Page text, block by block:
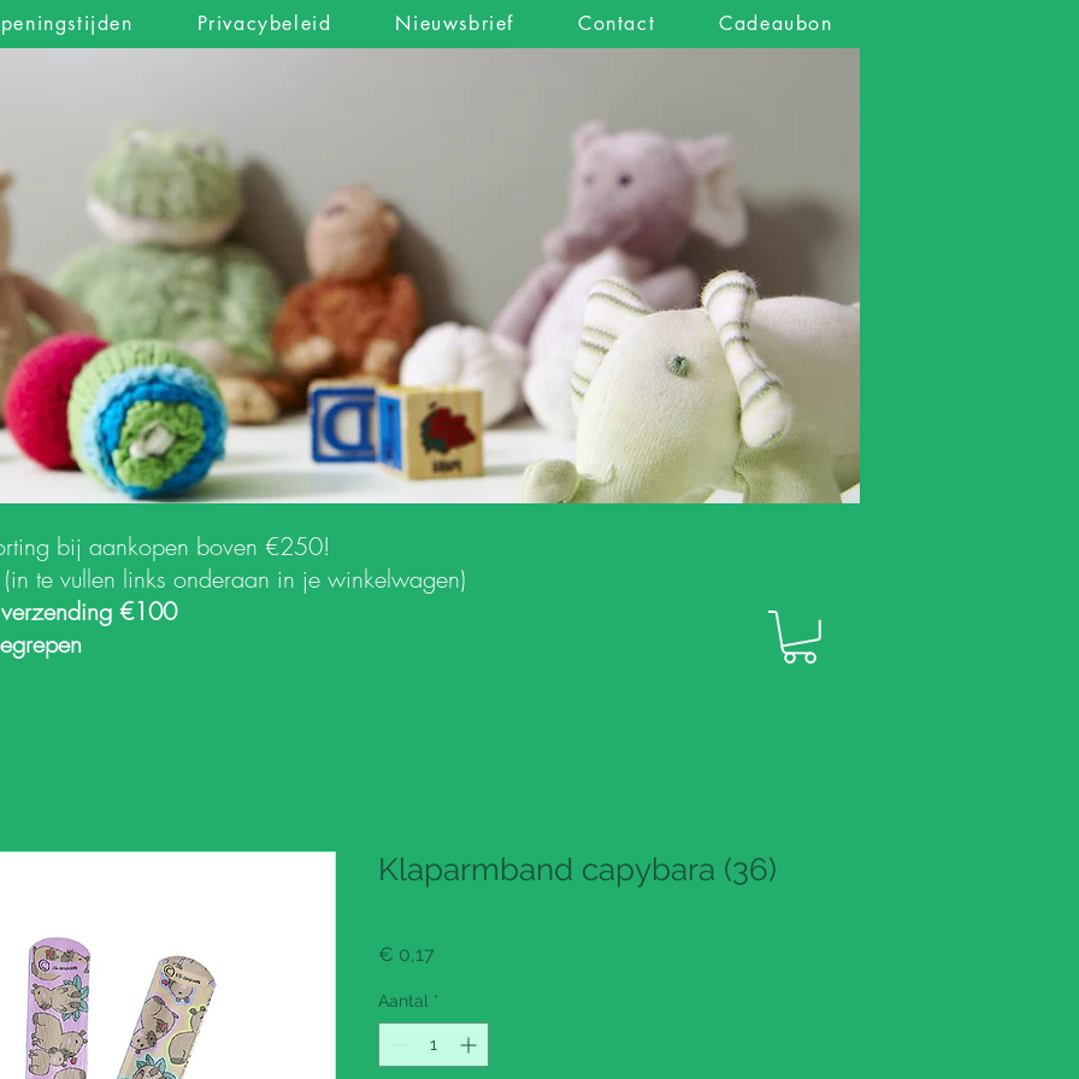
Privacybeleid Nieuwsbrief Contact Cadeaubon
bij aankopen boven €250!
(in te vullen links onderaan in je winkelwagen)
€100
Klaparmband capybara (36)
€ 0,17
Aantal *